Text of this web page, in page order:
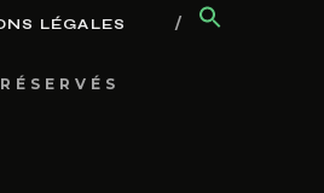
LÉGALES